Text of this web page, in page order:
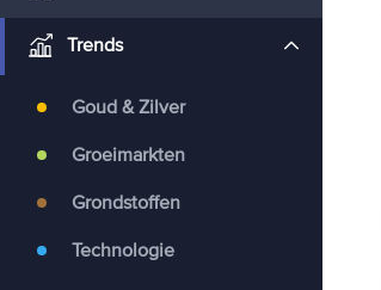
Trends
Goud & Zilver
Groeimarkten
Grondstoffen
Technologie